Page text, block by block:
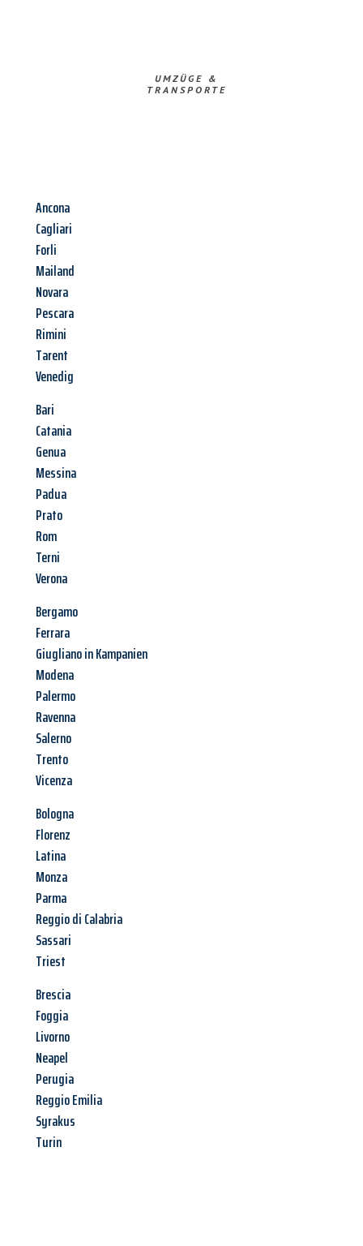
UMZÜGE &
TRANSPORTE
Ancona
Cagliari
Forli
Mailand
Novara
Pescara
Rimini
Tarent
Venedig
Bari
Catania
Genua
Messina
Padua
Prato
Rom
Terni
Verona
Bergamo
Ferrara
Giugliano in Kampanien
Modena
Palermo
Ravenna
Salerno
Trento
Vicenza
Bologna
Florenz
Latina
Monza
Parma
Reggio di Calabria
Sassari
Triest
Brescia
Foggia
Livorno
Neapel
Perugia
Reggio Emilia
Syrakus
Turin